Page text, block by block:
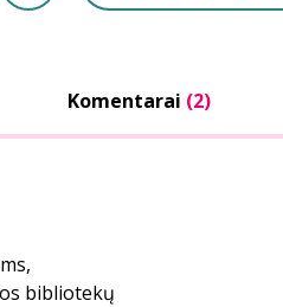
Komentarai (2)
bibliotekų